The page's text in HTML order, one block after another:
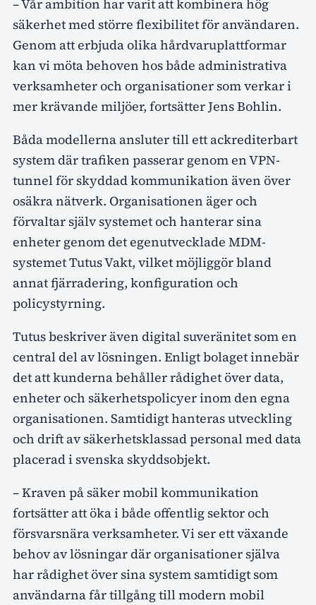
– Vår ambition har varit att kombinera hög
säkerhet med större flexibilitet för användaren.
Genom att erbjuda olika hårdvaruplattformar
kan vi möta behoven hos både administrativa
verksamheter och organisationer som verkar i
mer krävande miljöer, fortsätter Jens Bohlin.
Båda modellerna ansluter till ett ackrediterbart
system där trafiken passerar genom en VPN-
tunnel för skyddad kommunikation även över
osäkra nätverk. Organisationen äger och
förvaltar själv systemet och hanterar sina
enheter genom det egenutvecklade MDM-
systemet Tutus Vakt, vilket möjliggör bland
annat fjärradering, konfiguration och
policystyrning.
Tutus beskriver även digital suveränitet som en
central del av lösningen. Enligt bolaget innebär
det att kunderna behåller rådighet över data,
enheter och säkerhetspolicyer inom den egna
organisationen. Samtidigt hanteras utveckling
och drift av säkerhetsklassad personal med data
placerad i svenska skyddsobjekt.
– Kraven på säker mobil kommunikation
fortsätter att öka i både offentlig sektor och
försvarsnära verksamheter. Vi ser ett växande
behov av lösningar där organisationer själva
har rådighet över sina system samtidigt som
användarna får tillgång till modern mobil